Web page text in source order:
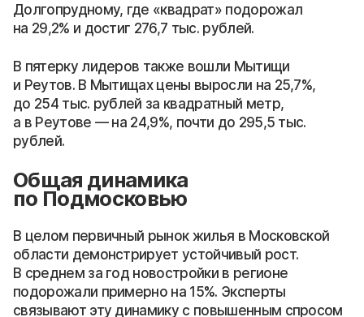
Долгопрудному, где «квадрат» подорожал
на 29,2% и достиг 276,7 тыс. рублей.
В пятерку лидеров также вошли Мытищи
и Реутов. В Мытищах цены выросли на 25,7%,
до 254 тыс. рублей за квадратный метр,
а в Реутове — на 24,9%, почти до 295,5 тыс.
рублей.
Общая динамика
по Подмосковью
В целом первичный рынок жилья в Московской
области демонстрирует устойчивый рост.
В среднем за год новостройки в регионе
подорожали примерно на 15%. Эксперты
связывают эту динамику с повышенным спросом